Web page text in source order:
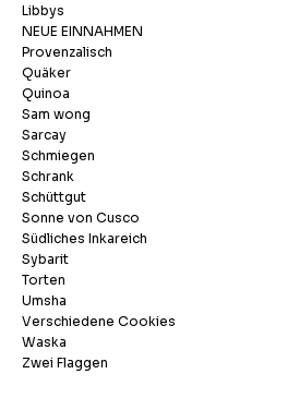
Libbys
NEUE EINNAHMEN
Provenzalisch
Quäker
Quinoa
Sam wong
Sarcay
Schmiegen
Schrank
Schüttgut
Sonne von Cusco
Südliches Inkareich
Sybarit
Torten
Umsha
Verschiedene Cookies
Waska
Zwei Flaggen